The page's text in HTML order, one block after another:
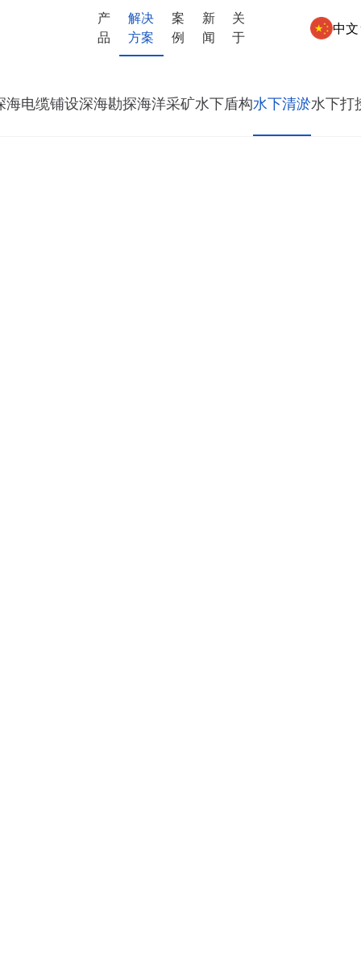
产
品
解决
方案
案
例
新
闻
关
于
中文
海电缆铺设深海勘探海洋采矿水下盾构水下清淤水下打